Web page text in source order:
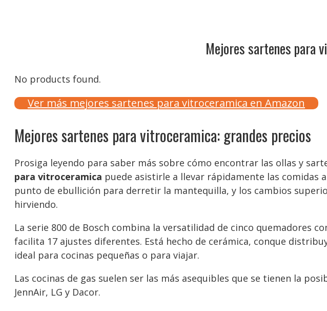
Mejores sartenes para
No products found.
Ver más mejores sartenes para vitroceramica en Amazon
Mejores sartenes para vitroceramica: grandes precios
Prosiga leyendo para saber más sobre cómo encontrar las ollas y
para vitroceramica puede asistirle a llevar rápidamente las comidas
punto de ebullición para derretir la mantequilla, y los cambios
hirviendo.
La serie 800 de Bosch combina la versatilidad de cinco quemadores
facilita 17 ajustes diferentes. Está hecho de cerámica, conque
ideal para cocinas pequeñas o para viajar.
Las cocinas de gas suelen ser las más asequibles que se tienen la
JennAir, LG y Dacor.